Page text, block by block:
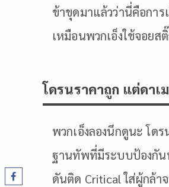
ข้าขุดมาแล้วว่านี่คือการ
เหมือนพวกเอ็งใช้จอยส
โดรนราคาถูก แต่ดาเ
พวกเอ็งลองนึกดูนะ โด
ฐานทัพที่มีระบบป้องกัน
ดันติด Critical ใส่ผู้กล้า